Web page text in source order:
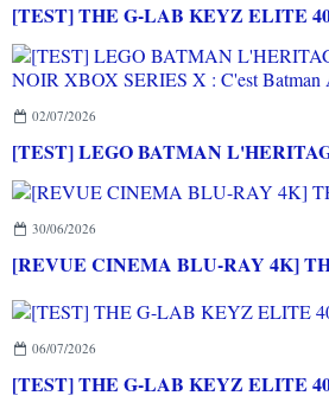
[TEST] THE G-LAB KEYZ ELITE
02/07/2026
30/06/2026
[REVUE CINEMA BLU-RAY 4K]
06/07/2026
[TEST] THE G-LAB KEYZ ELITE